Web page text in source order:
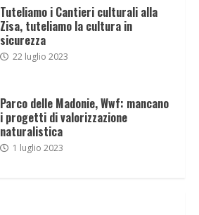
Tuteliamo i Cantieri culturali alla
Zisa, tuteliamo la cultura in
sicurezza
22 luglio 2023
Parco delle Madonie, Wwf: mancano
i progetti di valorizzazione
naturalistica
1 luglio 2023